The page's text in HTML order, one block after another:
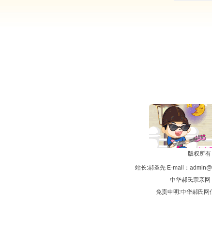
版权所有
站长:郝圣先 E-mail：
中华郝氏宗亲网
免责申明:中华郝氏网